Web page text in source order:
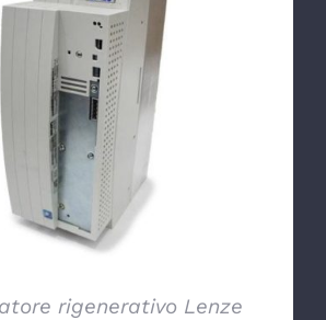
DETTAGLI
rigenerativo Lenze